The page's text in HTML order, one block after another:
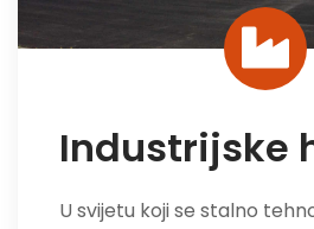
Industrijske
U svijetu koji se stalno